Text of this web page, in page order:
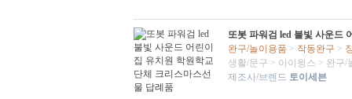
또봇 파워검 led 불빛 사운드
완구/놀이용품 > 작동완구 >
생활/문구 > 아이윙스 > 완구/
제조사/브렌드 토이세븐